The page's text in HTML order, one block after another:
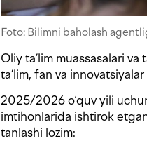
Foto: Bilimni baholash
Oliy ta’lim muassasalari
ta’lim, fan va
2025/2026 o‘quv yili
imtihonlarida ishtirok
tanlashi lozim: